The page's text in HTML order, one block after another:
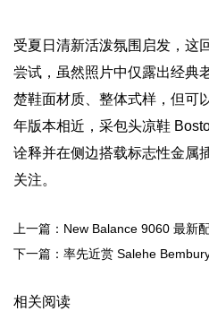
受夏日清新活泼氛围启发，这
尝试，虽然照片中仅露出经典
楚鞋面材质、整体式样，但可
年版本相近，采包头凉鞋
诠释并在侧边搭载标志性金属
关注。
上一篇：New Balance 9060 最新
下一篇：率先近赏 Salehe
相关阅读